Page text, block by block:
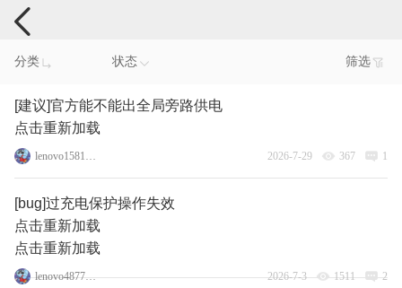
手机反馈
分类 状态 筛选
[建议]官方能不能出全局旁路供电
点击重新加载
lenovo158121512 2026-7-29 367 1
[bug]过充电保护操作失效
点击重新加载
点击重新加载
lenovo48777437 2026-7-3 1511 2